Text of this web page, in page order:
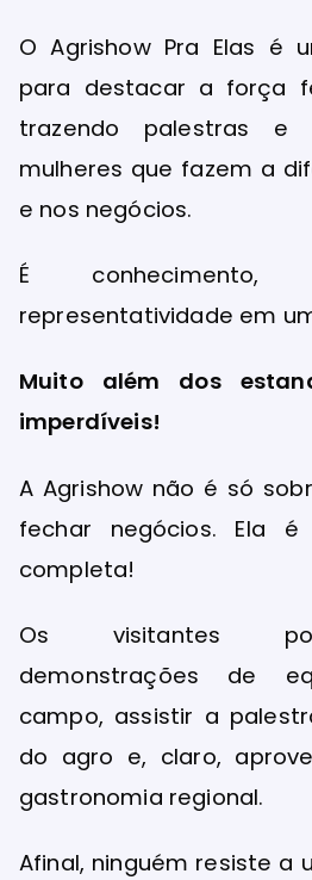
O Agrishow Pra Elas é
para destacar a força
trazendo palestras e
mulheres que fazem a
e nos negócios.
É conhecimento,
representatividade em
Muito além dos
imperdíveis!
A Agrishow não é só
fechar negócios. Ela é
completa!
Os visitantes
demonstrações de
campo, assistir a
do agro e, claro,
gastronomia regional.
Afinal, ninguém resiste a